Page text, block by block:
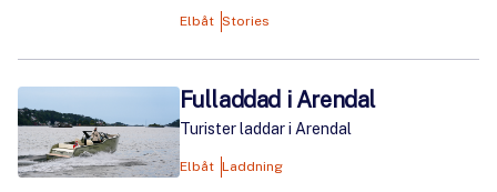
Elbåt Stories
Fulladdad i Arendal
Turister laddar i Arendal
Elbåt Laddning